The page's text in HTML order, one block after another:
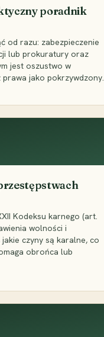
poradnik
od razu: zabezpieczenie
lub prokuratury oraz
jest oszustwo w
jako pokrzywdzony.
Kodeksu karnego (art.
wolności i
czyny są karalne, co
obrońca lub